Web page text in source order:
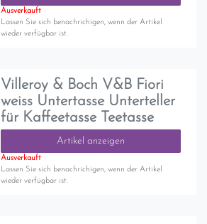
Ausverkauft
Lassen Sie sich benachrichigen, wenn der Artikel
wieder verfügbar ist.
Villeroy & Boch V&B Fiori
weiss Untertasse Unterteller
für Kaffeetasse Teetasse
Artikel anzeigen
Ausverkauft
Lassen Sie sich benachrichigen, wenn der Artikel
wieder verfügbar ist.